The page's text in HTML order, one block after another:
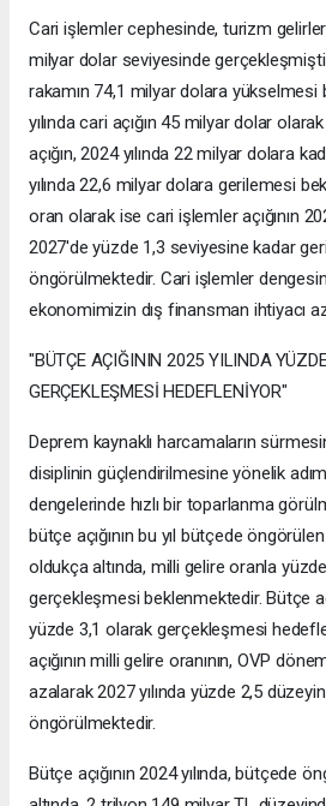
Cari işlemler cephesinde, turizm
milyar dolar seviyesinde
rakamın 74,1 milyar dolara yükselmesi
yılında cari açığın 45 milyar dolar
açığın, 2024 yılında 22 milyar dolara
yılında 22,6 milyar dolara gerilemesi
oran olarak ise cari işlemler açığının
2027'de yüzde 1,3 seviyesine kadar
öngörülmektedir. Cari işlemler
ekonomimizin dış finansman ihtiyacı
"BÜTÇE AÇIĞININ 2025 YILINDA
GERÇEKLEŞMESİ HEDEFLENİYOR"
Deprem kaynaklı harcamaların
disiplinin güçlendirilmesine yönelik
dengelerinde hızlı bir toparlanma
bütçe açığının bu yıl bütçede
oldukça altında, milli gelire oranla
gerçekleşmesi beklenmektedir. Bütçe
yüzde 3,1 olarak gerçekleşmesi
açığının milli gelire oranının, OVP
azalarak 2027 yılında yüzde 2,5
öngörülmektedir.
Bütçe açığının 2024 yılında, bütçede